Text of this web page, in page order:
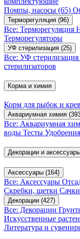
Помпы, насосы (65)
Терморегуляция (96)
Все: Терморегуляция
Терморегуляторы
УФ стерилизация (25)
Все: УФ стерилизация
стерилизаторов
Корма и химия
Корм для рыбок и
Аквариумная химия
Все: Аквариумная
воды Тесты Удобрения
Декорации и
Аксессуары (164)
Все: Аксессуары
Скребки, щетки Сачки
Декорации (427)
Все: Декорации
Искусственные
Литература и